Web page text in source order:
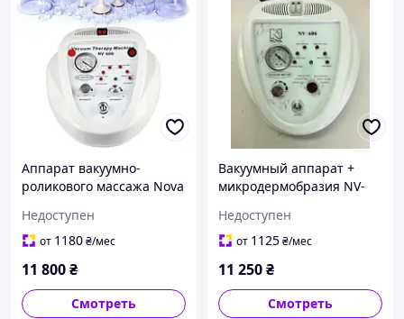
Аппарат вакуумно-
роликового массажа Nova
Недоступен
от 1180₴/мес
11 800₴
Смотреть
Вакуумный аппарат +
микродермобразия NV-
Недоступен
от 1125₴/мес
11 250₴
Смотреть